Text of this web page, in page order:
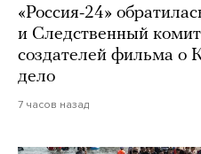
«Россия-24»
и Следственный
создателей фильма о
дело
7 часов назад